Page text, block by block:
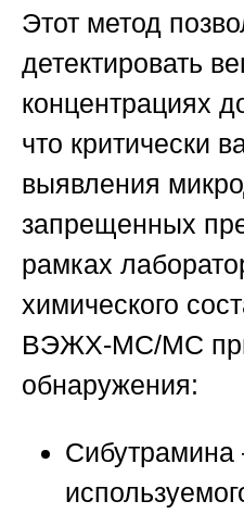
Этот метод
детектировать
концентрациях
что критически
выявления
запрещенных
рамках
химического
ВЭЖХ-МС/МС
обнаружения:
Сибутрамина